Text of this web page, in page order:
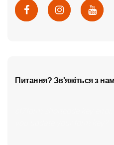
Питання? Зв'яжіться з